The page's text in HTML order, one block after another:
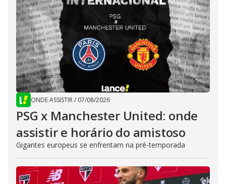
ONDE ASSISTIR/ 07/08/2026
PSG x Manchester United: onde
assistir e horário do amistoso
Gigantes europeus se enfrentam na pré-temporada